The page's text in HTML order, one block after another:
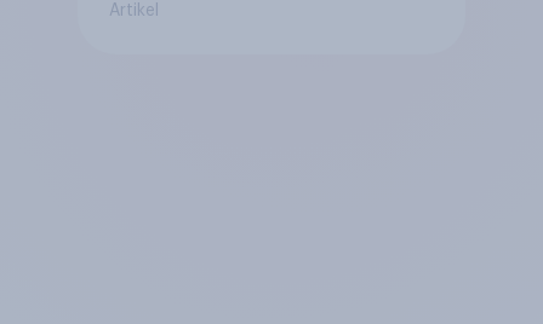
Artikel